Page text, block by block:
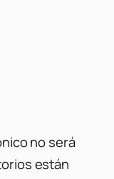
no será
están